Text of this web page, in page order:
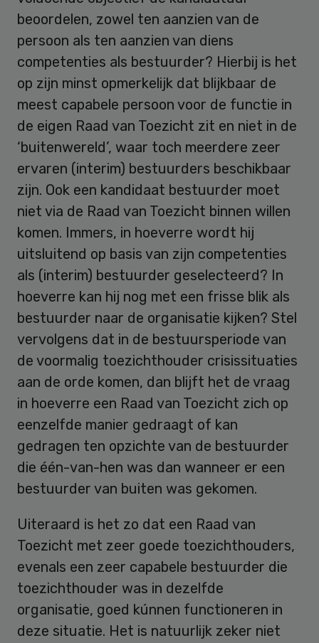
beoordelen, zowel ten aanzien van de
persoon als ten aanzien van diens
competenties als bestuurder? Hierbij is het
op zijn minst opmerkelijk dat blijkbaar de
meest capabele persoon voor de functie in
de eigen Raad van Toezicht zit en niet in de
‘buitenwereld’, waar toch meerdere zeer
ervaren (interim) bestuurders beschikbaar
zijn. Ook een kandidaat bestuurder moet
niet via de Raad van Toezicht binnen willen
komen. Immers, in hoeverre wordt hij
uitsluitend op basis van zijn competenties
als (interim) bestuurder geselecteerd? In
hoeverre kan hij nog met een frisse blik als
bestuurder naar de organisatie kijken? Stel
vervolgens dat in de bestuursperiode van
de voormalig toezichthouder crisissituaties
aan de orde komen, dan blijft het de vraag
in hoeverre een Raad van Toezicht zich op
eenzelfde manier gedraagt of kan
gedragen ten opzichte van de bestuurder
die één-van-hen was dan wanneer er een
bestuurder van buiten was gekomen.
Uiteraard is het zo dat een Raad van
Toezicht met zeer goede toezichthouders,
evenals een zeer capabele bestuurder die
toezichthouder was in dezelfde
organisatie, goed kúnnen functioneren in
deze situatie. Het is natuurlijk zeker niet